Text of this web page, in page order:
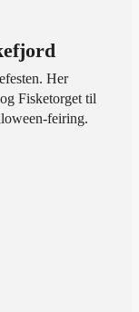
Her
Fisketorget til
feiring.